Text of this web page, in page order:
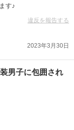
す♪
違反を報告する
2023年3月30日
男子に包囲され